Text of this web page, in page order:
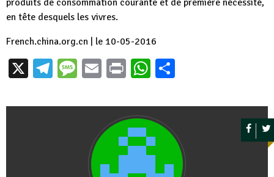
produits de consommation courante et de première nécessité,
en tête desquels les vivres.
French.china.org.cn | le 10-05-2016
X Telegram
Message
EmailPrintWhatsApp